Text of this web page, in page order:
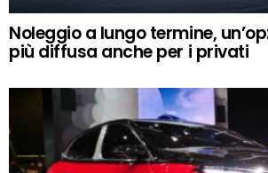
Noleggio a lungo termine,
più diffusa anche per i privati